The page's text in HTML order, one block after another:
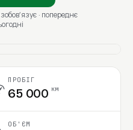
· попереднє
ПРОБІГ
65 000 км
ОБ'ЄМ